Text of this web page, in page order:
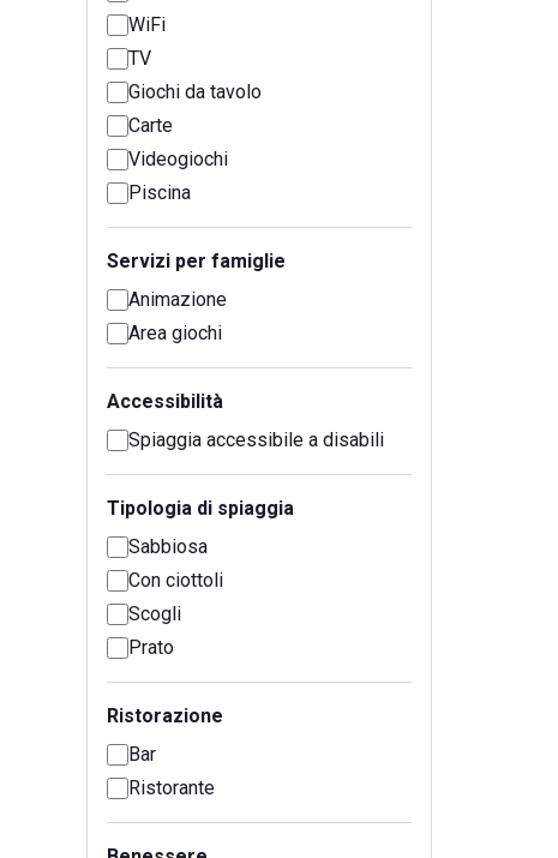
WiFi
TV
Giochi da tavolo
Carte
Videogiochi
Piscina
Servizi per famiglie
Animazione
Area giochi
Accessibilità
Spiaggia accessibile a disabili
Tipologia di spiaggia
Sabbiosa
Con ciottoli
Scogli
Prato
Ristorazione
Bar
Ristorante